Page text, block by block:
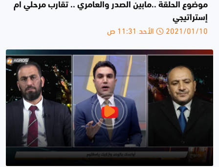
موضوع الحلقة ..مابين الصدر والعامري .. تقارب مرحلي ام
إستراتيجي
2021/01/10 الأحد 11:31 ص